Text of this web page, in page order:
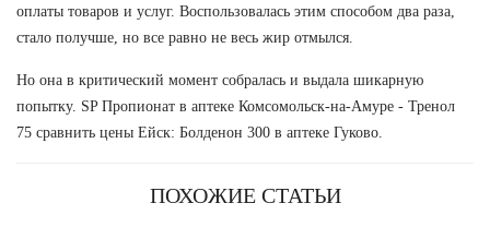
оплаты товаров и услуг. Воспользовалась этим способом два раза,
стало получше, но все равно не весь жир отмылся.
Но она в критический момент собралась и выдала шикарную
попытку. SP Пропионат в аптеке Комсомольск-на-Амуре - Тренол
75 сравнить цены Ейск: Болденон 300 в аптеке Гуково.
ПОХОЖИЕ СТАТЬИ